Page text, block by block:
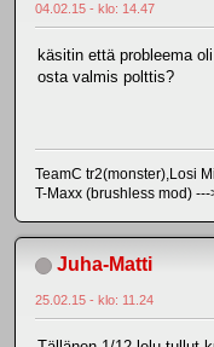
04.02.15 - klo: 14.47
käsitin että probleema
osta valmis polttis?
TeamC tr2(monster),Losi
T-Maxx (brushless mod)
Juha-Matti
25.02.15 - klo: 11.24